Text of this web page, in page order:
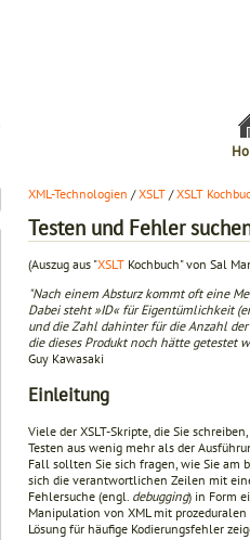
XML-Technologien /XSLT /XSLT
Testen und Fehler
(Auszug aus "XSLT Kochbuch" von Sal
"Nach einem Absturz kommt oft eine
Dabei steht »ID« für Eigentümlichkeit
und die Zahl dahinter für die Anzahl
die dieses Produkt noch hätte getestet
Guy Kawasaki
Einleitung
Viele der XSLT-Skripte, die Sie
Testen aus wenig mehr als der
Fall sollten Sie sich fragen, wie Sie am
sich die verantwortlichen Zeilen mit
Fehlersuche (engl. debugging) in Form
Manipulation von XML mit
Lösung für häufige Kodierungsfehler